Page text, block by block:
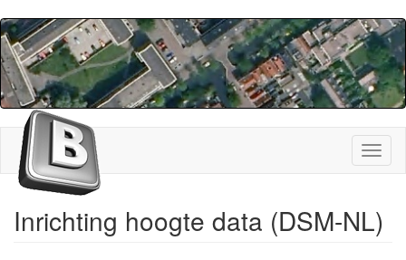
Overslaan
en
naar
de
inhoud
gaan
Inrichting hoogte data (DSM-NL)